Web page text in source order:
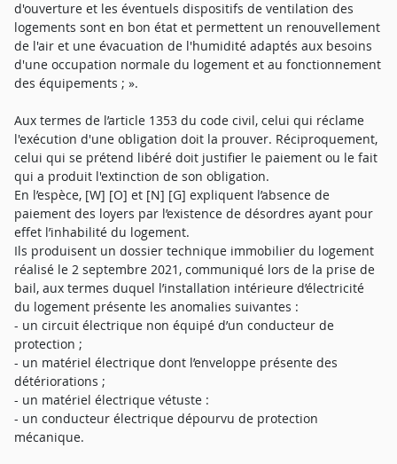
d'ouverture et les éventuels dispositifs de ventilation des
logements sont en bon état et permettent un renouvellement
de l'air et une évacuation de l'humidité adaptés aux besoins
d'une occupation normale du logement et au fonctionnement
des équipements ; ».
Aux termes de l’article 1353 du code civil, celui qui réclame
l'exécution d'une obligation doit la prouver. Réciproquement,
celui qui se prétend libéré doit justifier le paiement ou le fait
qui a produit l'extinction de son obligation.
En l’espèce, [W] [O] et [N] [G] expliquent l’absence de
paiement des loyers par l’existence de désordres ayant pour
effet l’inhabilité du logement.
Ils produisent un dossier technique immobilier du logement
réalisé le 2 septembre 2021, communiqué lors de la prise de
bail, aux termes duquel l’installation intérieure d’électricité
du logement présente les anomalies suivantes :
- un circuit électrique non équipé d’un conducteur de
protection ;
- un matériel électrique dont l’enveloppe présente des
détériorations ;
- un matériel électrique vétuste :
- un conducteur électrique dépourvu de protection
mécanique.